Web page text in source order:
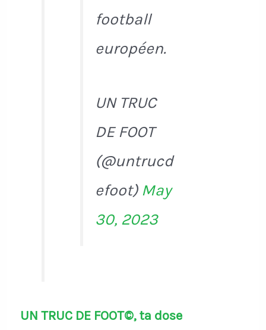
football
européen.
UN TRUC
DE FOOT
(@untrucd
efoot) May
30, 2023
UN TRUC DE FOOT©, ta dose